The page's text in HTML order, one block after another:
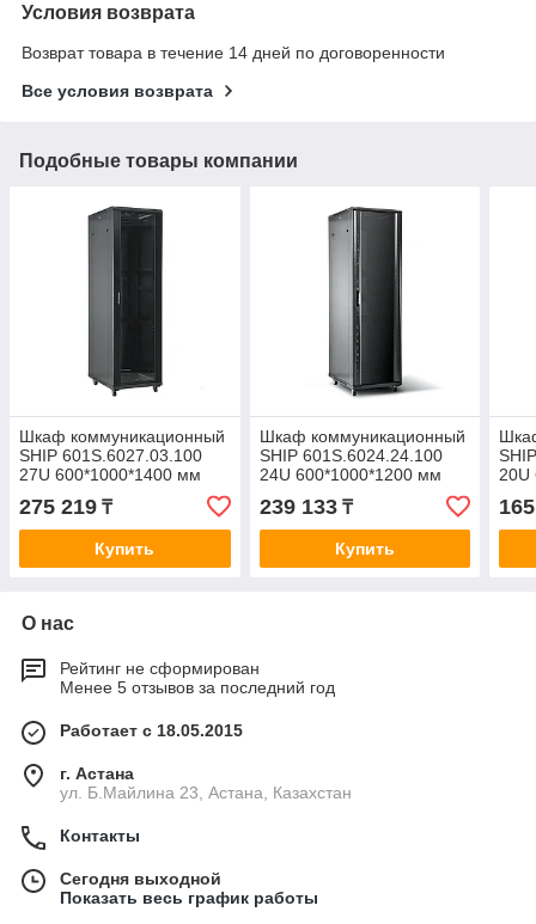
Условия возврата
Возврат товара в течение 14 дней по договоренности
Все условия возврата
Подобные товары компании
Шкаф коммуникационный
SHIP 601S.6027.03.100
27U 600*1000*1400 мм
275 219 ₸
Купить
Шкаф коммуникационный
SHIP 601S.6024.24.100
24U 600*1000*1200 мм
239 133₸
Купить
20U
О нас
Рейтинг не сформирован
Менее 5 отзывов за последний год
Работает с 18.05.2015
г. Астана
ул. Б.Майлина 23, Астана, Казахстан
Контакты
Сегодня выходной
Показать весь график работы